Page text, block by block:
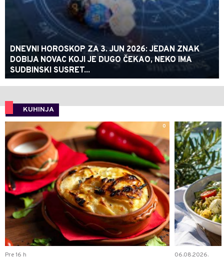
DNEVNI HOROSKOP ZA 3. JUN 2026: JEDAN ZNAK
DOBIJA NOVAC KOJI JE DUGO ČEKAO, NEKO IMA
SUDBINSKI SUSRET...
KUHINJA
0
Pre 16 h 06.08.2026.